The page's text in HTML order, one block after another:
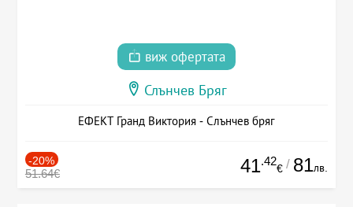
виж офертата
Слънчев Бряг
ЕФЕКТ Гранд Виктория - Слънчев бряг
-20%
51.64€ 41.42
€ / 81лв.